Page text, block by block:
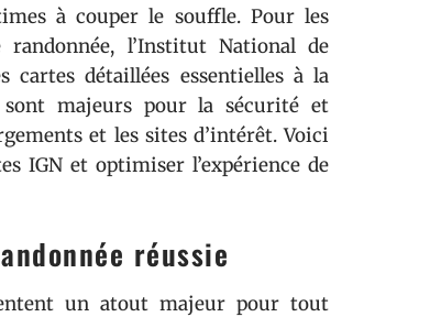
à couper le souffle. Pour les
l’Institut National de
cartes détaillées essentielles à la
majeurs pour la sécurité et
et les sites d’intérêt. Voici
IGN et optimiser l’expérience de
réussie
un atout majeur pour tout